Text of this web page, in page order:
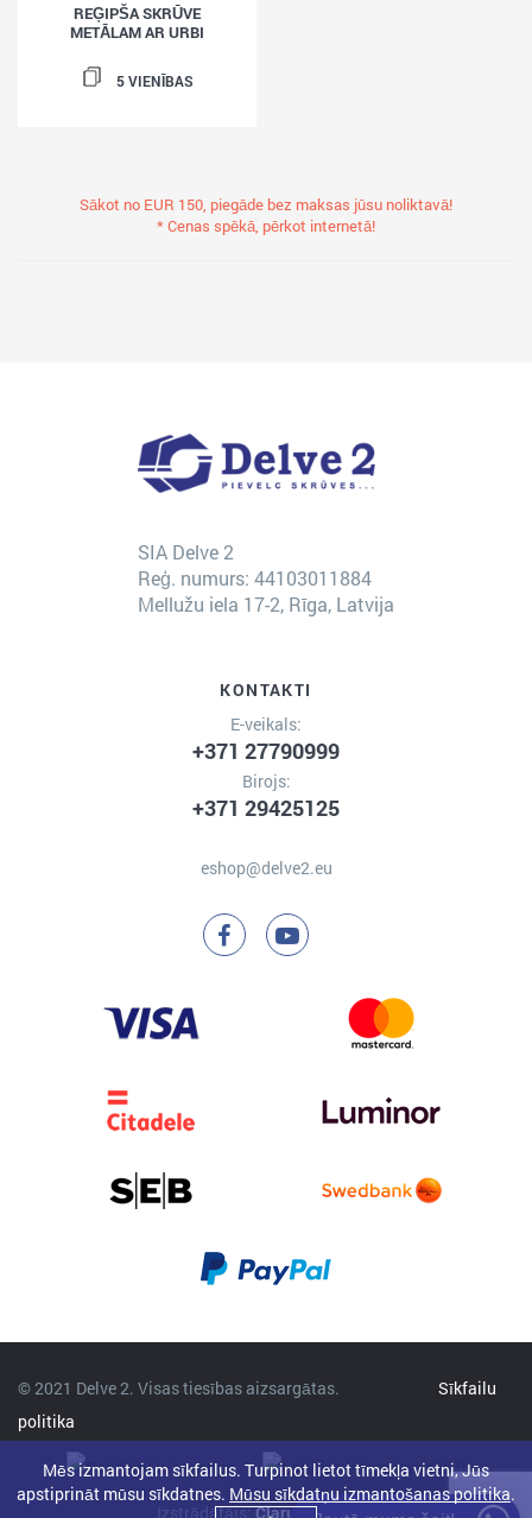
REĢIPŠA SKRŪVE
METĀLAM AR URBI
5 VIENĪBAS
Sākot no EUR 150, piegāde bez maksas jūsu noliktavā!
* Cenas spēkā, pērkot internetā!
SIA Delve 2
Reģ. numurs: 44103011884
Mellužu iela 17-2, Rīga, Latvija
KONTAKTI
E-veikals:
+371 27790999
Birojs:
+371 29425125
eshop@delve2.eu
© 2021 Delve 2. Visas tiesības aizsargātas.
Sīkfailu
politika
Izstrādātājs:Clarus
Mēs izmantojam sīkfailus. Turpinot lietot tīmekļa vietni, Jūs
apstiprināt mūsu sīkdatnes. Mūsu sīkdatņu izmantošanas politika.